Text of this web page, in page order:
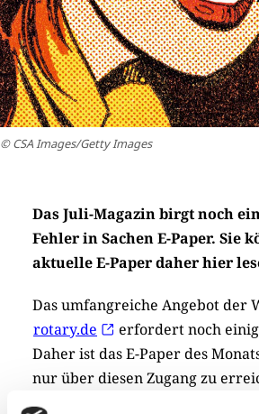
© CSA Images/Getty Images
Das Juli-Magazin birgt noch
Fehler in Sachen E-Paper. Sie
aktuelle E-Paper daher hier
Das umfangreiche Angebot der
rotary.de
erfordert noch
Daher ist das E-Paper des
nur über diesen Zugang zu
arbeiten schnellstmöglich an